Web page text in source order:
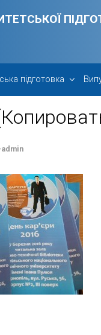
підготовка